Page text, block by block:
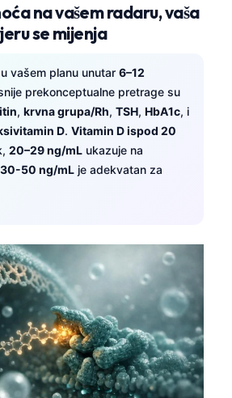
na vašem radaru, vaša
se mijenja
vašem planu unutar 6–12
prekonceptualne pretrage su
, krvna grupa/Rh, TSH, HbA1c, i
D. Vitamin D ispod 20
20–29 ng/mL ukazuje na
30-50 ng/mL je adekvatan za